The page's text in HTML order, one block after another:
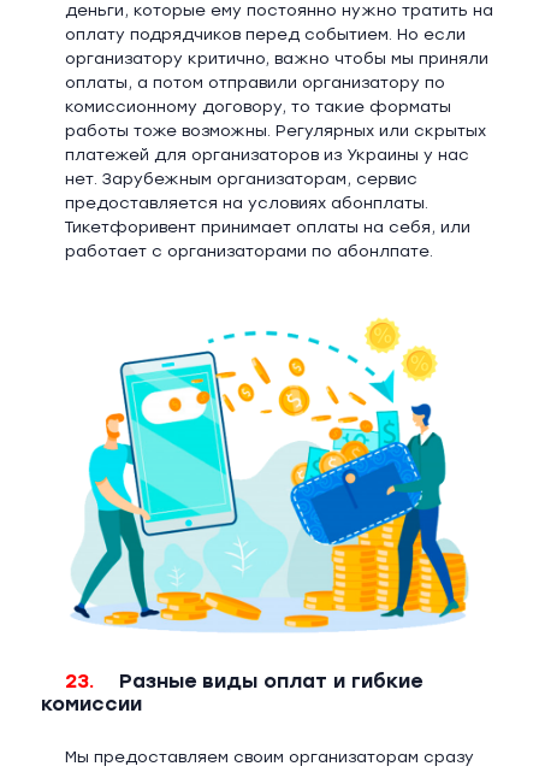
деньги, которые ему постоянно нужно тратить на
оплату подрядчиков перед событием. Но если
организатору критично, важно чтобы мы приняли
оплаты, а потом отправили организатору по
комиссионному договору, то такие форматы
работы тоже возможны. Регулярных или скрытых
платежей для организаторов из Украины у нас
нет. Зарубежным организаторам, сервис
предоставляется на условиях абонплаты.
Тикетфоривент принимает оплаты на себя, или
работает с организаторами по абонлпате.
23.
Разные виды оплат и гибкие
комиссии
Мы предоставляем своим организаторам сразу